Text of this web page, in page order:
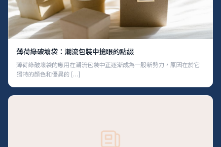
薄荷綠破壞袋：潮流包裝中搶眼的點綴
薄荷綠破壞袋的應用在潮流包裝中正逐漸成為一股新勢力，原因在於它
獨特的顏色和優異的 […]